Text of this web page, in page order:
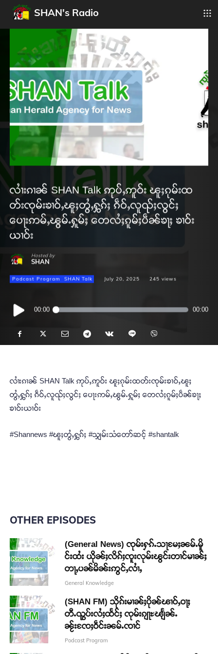
SHAN's Radio
လၢႆးၵၢၼ် SHAN Talk ဢုပ်ႇဢူဝ်း ၽူႈၵုမ်းထ
တ်းၸုမ်းၶၢဝ်ႇၽူႈတွႆႇႁွၵ်ႈ ၵဵဝ်ႇလူၺ်ႈလွင်ႈ
ပေႃးဢမ်ႇၽွမ်ႉႁူမ်ႈ တေလႆႈၵူမ်ႈပဵၼ်ၶႃႈ ၶၢဝ်း
ယၢဝ်း
Hosted by
SHAN
Podcast Program SHAN Talk July 20, 2025 245 views
Audio
Player
00:00 00:00
လၢႆးၵၢၼ် SHAN Talk ဢုပ်ႇဢူဝ်း ၽူႈၵုမ်းထတ်းၸုမ်းၶၢဝ်ႇၽူႈ
တွႆႇႁွၵ်ႈ ၵဵဝ်ႇလူၺ်ႈလွင်ႈ ပေႃးဢမ်ႇၽွမ်ႉႁူမ်ႈ တေလႆႈၵူမ်ႈပဵၼ်ၶႃႈ
ၶၢဝ်းယၢဝ်း
#Shannews #ၽူႈတွႆႇႁွၵ်ႈ #သျှမ်းသံတော်ဆင့် #shantalk
OTHER EPISODES
(General News) ၸုမ်းႁၵ်ႉသႃမႄႈၼမ်ႉမိူ
င်းထႆး ယိုၼ်ႈလိၵ်ႈၸူးလုမ်းၽွင်းတၢင်မၢၼ်ႈ
တႃႇပၼ်မိၼ်းဢွင်ႇလၢႆႇ
General Knowledge
(SHAN FM) သိုၵ်းမၢၼ်ႈပိုၼ်ၽၢဝ်ႇဝႃႈ
တီႉၺွပ်းလႆႈထႅင်ႈ ၸုမ်းၵျႃႊၽျႅၼ်ႉ
ၼႂ်းၸႄႈဝဵင်းၼမ်ႉၸၢင်
Podcast Program